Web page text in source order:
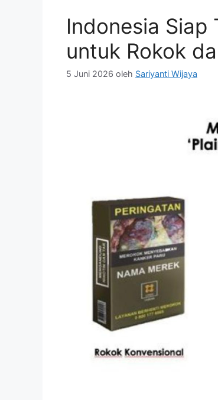
Indonesia Siap
untuk Rokok
5 Juni 2026 oleh Sariyanti Wijaya